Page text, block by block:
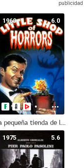
6.0
1960
La pequeña tienda de los horrores
5.6
1975